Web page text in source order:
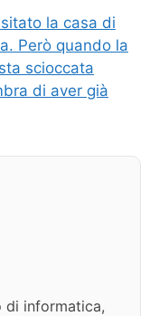
la casa di
Però quando la
scioccata
di aver già
di informatica,